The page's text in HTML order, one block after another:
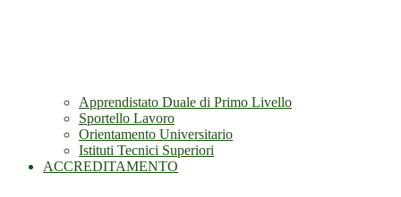
Apprendistato Duale di Primo Livello
Sportello Lavoro
Orientamento Universitario
Istituti Tecnici Superiori
ACCREDITAMENTO